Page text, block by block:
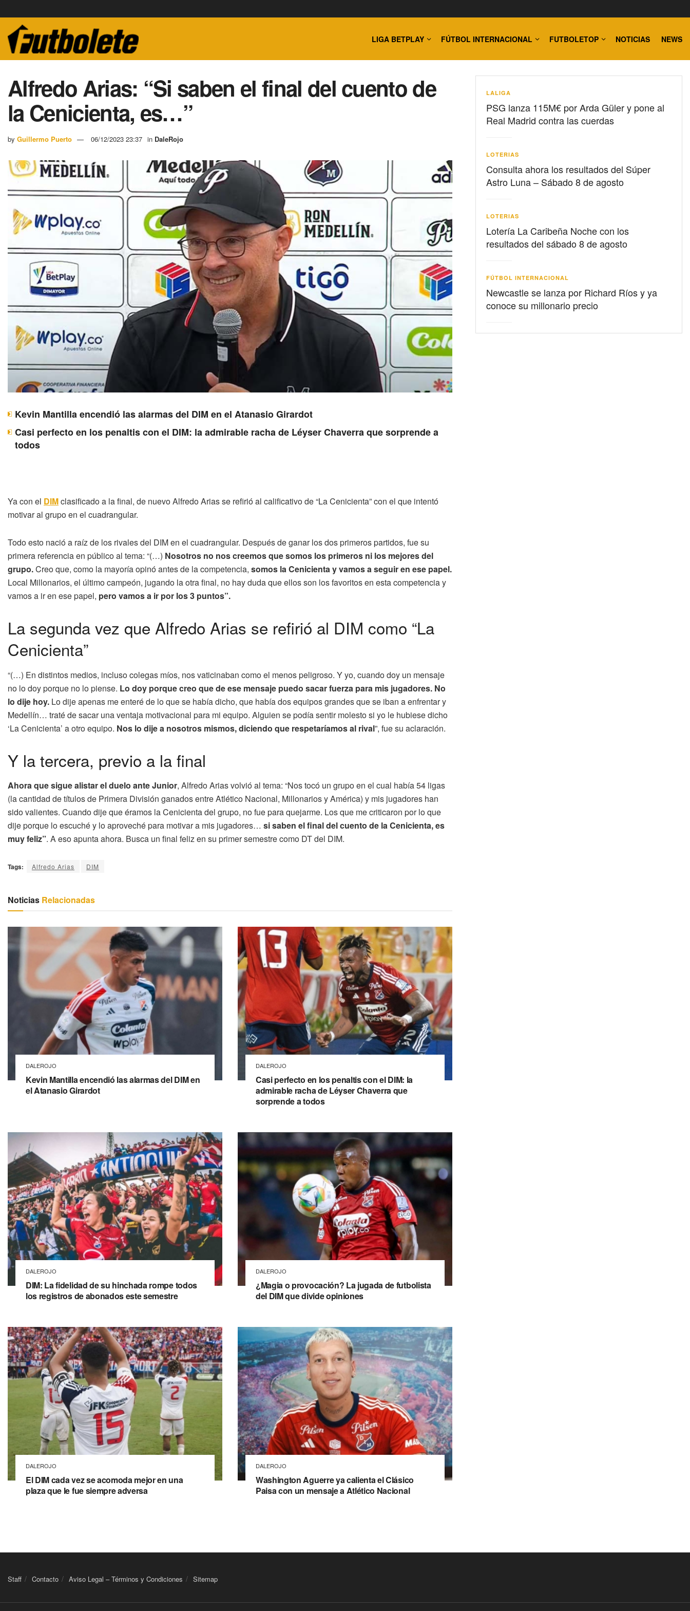
LIGA BETPLAY FÚTBOL INTERNACIONAL FUTBOLETOP NOTICIAS NEWS
Alfredo Arias: “Si saben el final del cuento de
la Cenicienta, es…”
by Guillermo Puerto 06/12/2023 23:37 in DaleRojo
Kevin Mantilla encendió las alarmas del DIM en el Atanasio Girardot
Casi perfecto en los penaltis con el DIM: la admirable racha de Léyser Chaverra que sorprende a
todos
Ya con el DIMclasificado a la final, de nuevo Alfredo Arias se refirió al calificativo de “La Cenicienta” con el que intentó
motivar al grupo en el cuadrangular.
Todo esto nació a raíz de los rivales del DIM en el cuadrangular. Después de ganar los dos primeros partidos, fue su
primera referencia en público al tema: “(…) Nosotros no nos creemos que somos los primeros ni los mejores del
grupo.Creo que, como la mayoría opinó antes de la competencia, somos la Cenicienta y vamos a seguir en ese papel.
Local Millonarios, el último campeón, jugando la otra final, no hay duda que ellos son los favoritos en esta competencia y
vamos a ir en ese papel, pero vamos a ir por los 3 puntos”.
La segunda vez que Alfredo Arias se refirió al DIM como “La
Cenicienta”
“(…) En distintos medios, incluso colegas míos, nos vaticinaban como el menos peligroso. Y yo, cuando doy un mensaje
no lo doy porque no lo piense. Lo doy porque creo que de ese mensaje puedo sacar fuerza para mis jugadores. No
lo dije hoy. Lo dije apenas me enteré de lo que se había dicho, que había dos equipos grandes que se iban a enfrentar y
Medellín… traté de sacar una ventaja motivacional para mi equipo. Alguien se podía sentir molesto si yo le hubiese dicho
‘La Cenicienta’ a otro equipo. Nos lo dije a nosotros mismos, diciendo que respetaríamos al rival”, fue su aclaración.
Y la tercera, previo a la final
Ahora que sigue alistar el duelo ante Junior, Alfredo Arias volvió al tema: “Nos tocó un grupo en el cual había 54 ligas
(la cantidad de títulos de Primera División ganados entre Atlético Nacional, Millonarios y América) y mis jugadores han
sido valientes. Cuando dije que éramos la Cenicienta del grupo, no fue para quejarme. Los que me criticaron por lo que
dije porque lo escuché y lo aproveché para motivar a mis jugadores… si saben el final del cuento de la Cenicienta, es
muy feliz”. A eso apunta ahora. Busca un final feliz en su primer semestre como DT del DIM.
Tags: Alfredo Arias DIM
Noticias Relacionadas
DALEROJO
Kevin Mantilla encendió las alarmas del DIM en
el Atanasio Girardot
DALEROJO
Casi perfecto en los penaltis con el DIM: la
admirable racha de Léyser Chaverra que
sorprende a todos
DALEROJO
DIM: La fidelidad de su hinchada rompe todos
los registros de abonados este semestre
DALEROJO
¿Magia o provocación? La jugada de futbolista
del DIM que divide opiniones
DALEROJO
El DIM cada vez se acomoda mejor en una
plaza que le fue siempre adversa
DALEROJO
Washington Aguerre ya calienta el Clásico
Paisa con un mensaje a Atlético Nacional
LALIGA
PSG lanza 115M€ por Arda Güler y pone al
Real Madrid contra las cuerdas
LOTERIAS
Consulta ahora los resultados del Súper
Astro Luna – Sábado 8 de agosto
LOTERIAS
Lotería La Caribeña Noche con los
resultados del sábado 8 de agosto
FÚTBOL INTERNACIONAL
Newcastle se lanza por Richard Ríos y ya
conoce su millonario precio
Staff Contacto Aviso Legal – Términos y Condiciones Sitemap